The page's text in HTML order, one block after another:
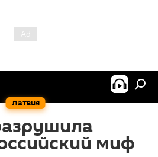
Латвия
миф